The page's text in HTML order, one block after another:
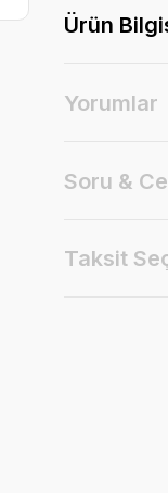
Ürün
Yorumlar
Soru &
Taksit